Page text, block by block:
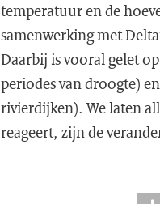
temperatuur en de
samenwerking met
Daarbij is vooral gelet
periodes van droogte)
rivierdijken). We laten
reageert, zijn de